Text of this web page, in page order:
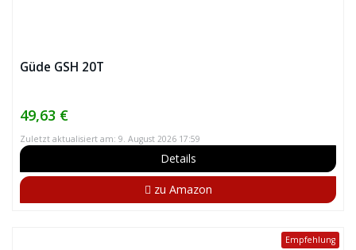
Güde GSH 20T
49,63 €
Zuletzt aktualisiert am: 9. August 2026 17:59
Details
zu Amazon
Empfehlung